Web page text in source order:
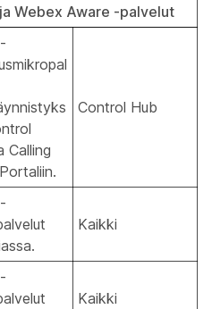
Webex Aware -palvelut
Calling
Control Hub
Kaikki
Kaikki